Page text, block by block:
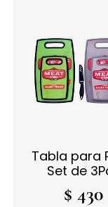
Tabla para
Set de
$ 430